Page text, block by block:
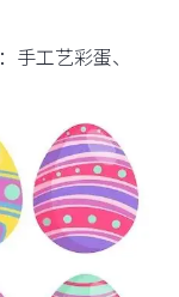
工艺彩蛋、